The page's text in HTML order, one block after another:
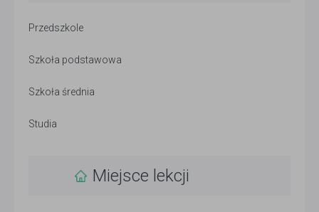
Przedszkole
Szkoła podstawowa
Szkoła średnia
Studia
Miejsce lekcji